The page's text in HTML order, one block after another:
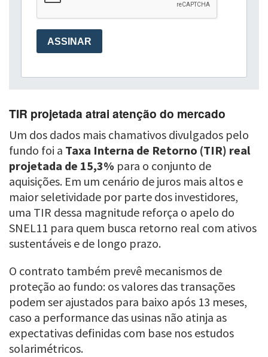
TIR projetada atrai atenção do mercado
Um dos dados mais chamativos divulgados pelo
fundo foi a Taxa Interna de Retorno (TIR) real
projetada de 15,3% para o conjunto de
aquisições. Em um cenário de juros mais altos e
maior seletividade por parte dos investidores,
uma TIR dessa magnitude reforça o apelo do
SNEL11 para quem busca retorno real com ativos
sustentáveis e de longo prazo.
O contrato também prevê mecanismos de
proteção ao fundo: os valores das transações
podem ser ajustados para baixo após 13 meses,
caso a performance das usinas não atinja as
expectativas definidas com base nos estudos
solarimétricos.